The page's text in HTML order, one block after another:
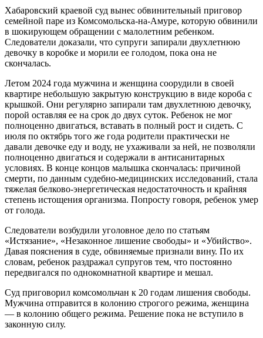
Хабаровский краевой суд вынес обвинительный приговор
семейной паре из Комсомольска-на-Амуре, которую обвинили
в шокирующем обращении с малолетним ребенком.
Следователи доказали, что супруги запирали двухлетнюю
девочку в коробке и морили ее голодом, пока она не
скончалась.
Летом 2024 года мужчина и женщина соорудили в своей
квартире небольшую закрытую конструкцию в виде короба с
крышкой. Они регулярно запирали там двухлетнюю девочку,
порой оставляя ее на срок до двух суток. Ребенок не мог
полноценно двигаться, вставать в полный рост и сидеть. С
июля по октябрь того же года родители практически не
давали девочке еду и воду, не ухаживали за ней, не позволяли
полноценно двигаться и содержали в антисанитарных
условиях. В конце концов малышка скончалась: причиной
смерти, по данным судебно-медицинских исследований, стала
тяжелая белково-энергетическая недостаточность и крайняя
степень истощения организма. Попросту говоря, ребенок умер
от голода.
Следователи возбудили уголовное дело по статьям
«Истязание», «Незаконное лишение свободы» и «Убийство».
Давая пояснения в суде, обвиняемые признали вину. По их
словам, ребенок раздражал супругов тем, что постоянно
передвигался по однокомнатной квартире и мешал.
Суд приговорил комсомольчан к 20 годам лишения свободы.
Мужчина отправится в колонию строгого режима, женщина
— в колонию общего режима. Решение пока не вступило в
законную силу.